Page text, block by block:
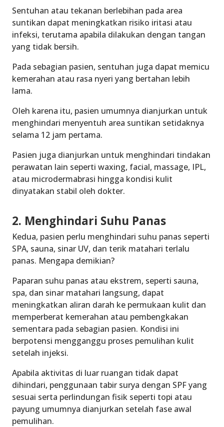
Sentuhan atau tekanan berlebihan pada area
suntikan dapat meningkatkan risiko iritasi atau
infeksi, terutama apabila dilakukan dengan tangan
yang tidak bersih.
Pada sebagian pasien, sentuhan juga dapat memicu
kemerahan atau rasa nyeri yang bertahan lebih
lama.
Oleh karena itu, pasien umumnya dianjurkan untuk
menghindari menyentuh area suntikan setidaknya
selama 12 jam pertama.
Pasien juga dianjurkan untuk menghindari tindakan
perawatan lain seperti waxing, facial, massage, IPL,
atau microdermabrasi hingga kondisi kulit
dinyatakan stabil oleh dokter.
2. Menghindari Suhu Panas
Kedua, pasien perlu menghindari suhu panas seperti
SPA, sauna, sinar UV, dan terik matahari terlalu
panas. Mengapa demikian?
Paparan suhu panas atau ekstrem, seperti sauna,
spa, dan sinar matahari langsung, dapat
meningkatkan aliran darah ke permukaan kulit dan
memperberat kemerahan atau pembengkakan
sementara pada sebagian pasien. Kondisi ini
berpotensi mengganggu proses pemulihan kulit
setelah injeksi.
Apabila aktivitas di luar ruangan tidak dapat
dihindari, penggunaan tabir surya dengan SPF yang
sesuai serta perlindungan fisik seperti topi atau
payung umumnya dianjurkan setelah fase awal
pemulihan.